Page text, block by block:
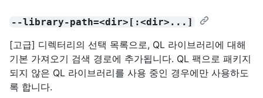
--library-path=<dir>[:<dir>...]
[고급] 디렉터리의 선택 목록으로, QL 라이브러리에 대해
기본 가져오기 검색 경로에 추가됩니다. QL 팩으로 패키지
되지 않은 QL 라이브러리를 사용 중인 경우에만 사용하도
록 합니다.